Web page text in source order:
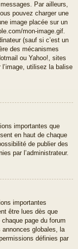
Par ailleurs,
pouvez charger une
image placée sur un
mon-image.gif.
(sauf si c’est un
des mécanismes
ou Yahoo!, sites
utilisez la balise
importantes que
en haut de chaque
de publier des
par l’administrateur.
importantes
être lues dès que
page du forum
globales, la
définies par